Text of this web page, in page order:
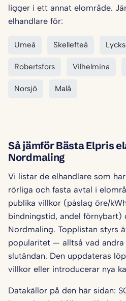
ligger i ett annat elområde.
elhandlare för:
Umeå Skellefteå
Robertsfors Vilhelmina
Norsjö Malå
Så jämför Bästa Elpris
Nordmaling
Vi listar de elhandlare som
rörliga och fasta avtal i
publika villkor (påslag öre/
bindningstid, andel förnybart)
Nordmaling. Topplistan styrs
popularitet — alltså vad
slutändan. Den uppdateras
villkor eller introducerar nya
Datakällor på den här sidan: